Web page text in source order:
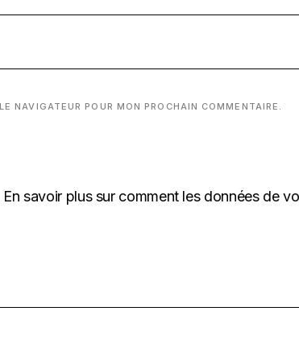
POUR MON PROCHAIN COMMENTAIRE.
En savoir plus sur comment les données de